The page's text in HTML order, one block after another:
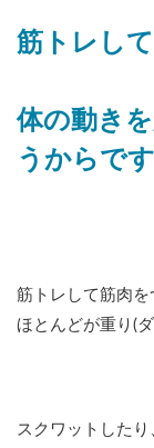
筋トレし
体の動き
うからです
筋トレして筋肉を
ほとんどが重り(
スクワットしたり